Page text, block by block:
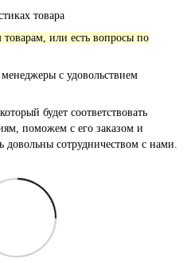
товара
или есть вопросы по
с удовольствием
будет соответствовать
поможем с его заказом и
довольны сотрудничеством с нами.